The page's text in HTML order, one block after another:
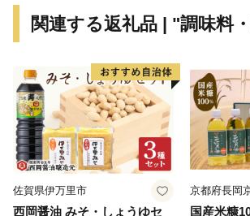
~」として選ばれました。
【町を走るＳＬ】
JR新山口駅を出発駅として、JR津和野
SLやまぐち号。
全長約95kmにわたる鉄道路線を古めか
が運行しています。
市街地を抜け山間部に入ると、どこか懐
の中を力強い汽笛の音とともに駆け抜け
関連する返礼品 | "調味料
佐賀県伊万里市
西岡醤油 みそ・しょうゆセ
京都府長岡
国産米糠